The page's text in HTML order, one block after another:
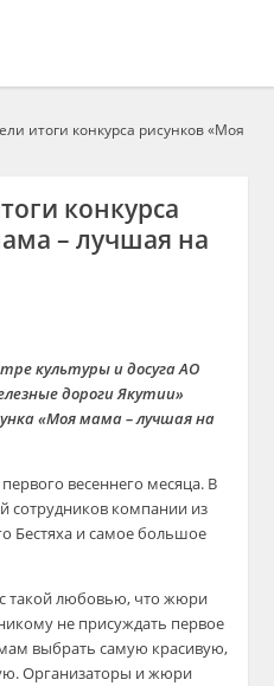
итоги конкурса рисунков «Моя
конкурса
– лучшая на
культуры и досуга АО
дороги Якутии»
«Моя мама – лучшая на
весеннего месяца. В
сотрудников компании из
Бестяха и самое большое
такой любовью, что жюри
не присуждать первое
выбрать самую красивую,
Организаторы и жюри